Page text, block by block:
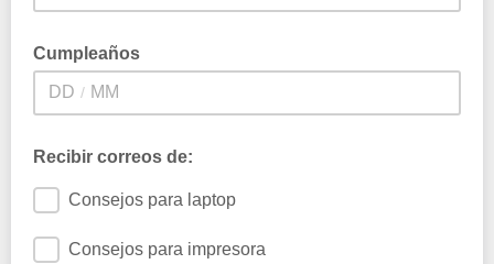
Cumpleaños
/
Recibir correos de:
Consejos para laptop
Consejos para impresora